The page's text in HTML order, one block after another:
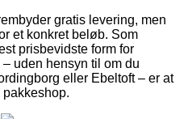
gratis levering, men
et konkret beløb. Som
prisbevidste form for
uden hensyn til om du
eller Ebeltoft – er at